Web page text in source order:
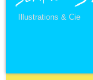
Illustrations & Cie